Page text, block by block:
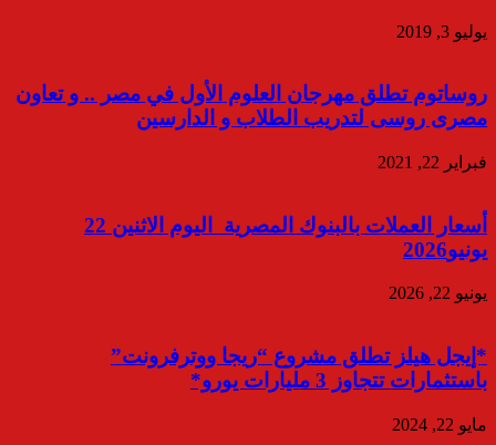
يوليو 3, 2019
روساتوم تطلق مهرجان العلوم الأول في مصر .. و تعاون
مصرى روسى لتدريب الطلاب و الدارسين
فبراير 22, 2021
أسعار العملات بالبنوك المصرية اليوم الاثنين 22
يونيو2026
يونيو 22, 2026
*إيجل هيلز تطلق مشروع “ريجا ووترفرونت”
باستثمارات تتجاوز 3 مليارات يورو*
مايو 22, 2024